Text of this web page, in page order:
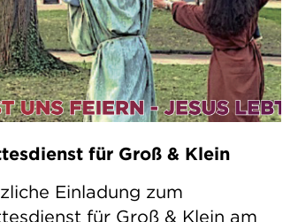
für Groß & Klein
Einladung zum
für Groß & Klein am